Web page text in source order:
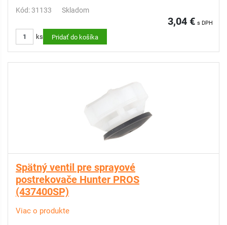
Kód: 31133 Skladom
3,04 € s DPH
ks Pridať do košíka
Spätný ventil pre sprayové
postrekovače Hunter PROS
(437400SP)
Viac o produkte